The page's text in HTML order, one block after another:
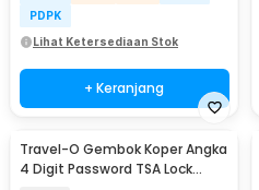
PDPK
Lihat Ketersediaan Stok
+ Keranjang
Travel-O Gembok Koper Angka
4 Digit Password TSA Lock